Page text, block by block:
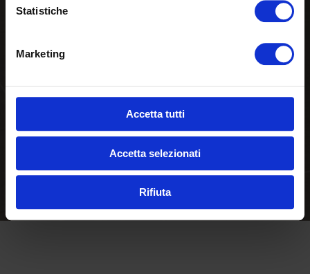
Statistiche
Marketing
Accetta tutti
Accetta selezionati
Rifiuta